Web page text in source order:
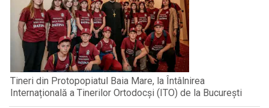
Tineri din Protopopiatul Baia Mare, la Întâlnirea
Internațională a Tinerilor Ortodocși (ITO) de la București